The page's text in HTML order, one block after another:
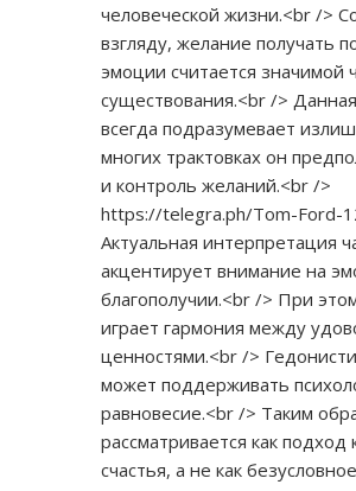
человеческой жизни.<br />
взгляду, желание получать
эмоции считается значимой
существования.<br />
всегда подразумевает
многих трактовках он
и контроль желаний.<br />
https://telegra.ph/Tom-Ford-
Актуальная интерпретация
акцентирует внимание на
благополучии.<br /> При
играет гармония между
ценностями.<br />
может поддерживать
равновесие.<br /> Таким
рассматривается как
счастья, а не как